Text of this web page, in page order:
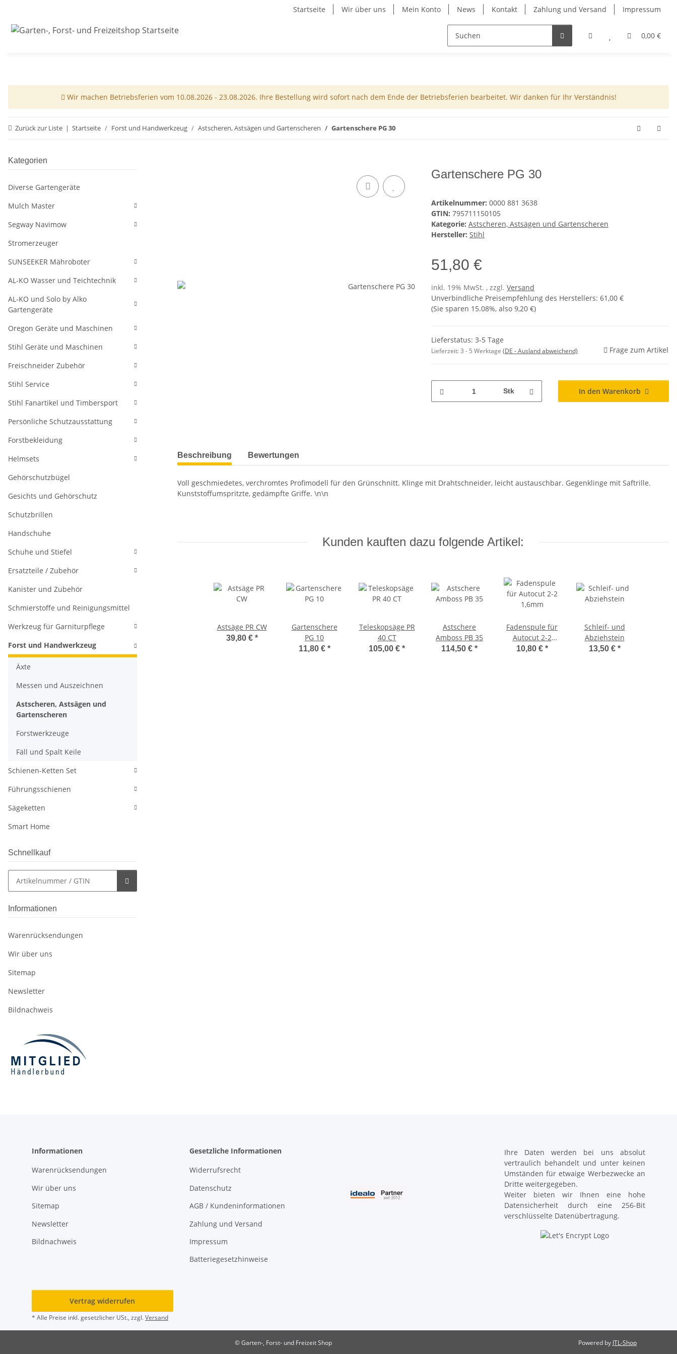
Startseite Wir über uns Mein Konto News Kontakt Zahlung und Versand Impressum
0,00 €
Wir machen Betriebsferien vom 10.08.2026 - 23.08.2026. Ihre Bestellung wird sofort nach dem Ende der Betriebsferien bearbeitet. Wir danken für Ihr Verständnis!
Zurück zur Liste Startseite Forst und Handwerkzeug Astscheren, Astsägen und Gartenscheren Gartenschere PG 30
Gartenschere PG 30
Artikelnummer: 0000 881 3638
GTIN: 795711150105
Kategorie: Astscheren, Astsägen und Gartenscheren
Hersteller: Stihl
51,80 €
inkl. 19% MwSt. , zzgl. Versand
Unverbindliche Preisempfehlung des Herstellers: 61,00 €
(Sie sparen 15.08%, also 9,20 €)
Lieferstatus: 3-5 Tage
Lieferzeit:3 - 5 Werktage (DE - Ausland abweichend) Frage zum Artikel
Stk In den Warenkorb
weitere Registerkarten anzeigen
Beschreibung Bewertungen
Voll geschmiedetes, verchromtes Profimodell für den Grünschnitt. Klinge mit Drahtschneider, leicht austauschbar. Gegenklinge mit Saftrille.
Kunststoffumspritzte, gedämpfte Griffe. \n\n
Kunden kauften dazu folgende Artikel:
Astsäge PR CW
39,80 € *
Gartenschere
PG 10
11,80 € *
Teleskopsäge PR
40 CT
105,00 € *
Astschere
Amboss PB 35
114,50 € *
Fadenspule für
Autocut 2-2
1,6mm
10,80 € *
Schleif- und
Abziehstein
13,50 € *
Kategorien
Diverse Gartengeräte
Mulch Master
Segway Navimow
Stromerzeuger
SUNSEEKER Mähroboter
AL-KO Wasser und Teichtechnik
AL-KO und Solo by Alko
Gartengeräte
Oregon Geräte und Maschinen
Stihl Geräte und Maschinen
Freischneider Zubehör
Stihl Service
Stihl Fanartikel und Timbersport
Persönliche Schutzausstattung
Forstbekleidung
Helmsets
Gehörschutzbügel
Gesichts und Gehörschutz
Schutzbrillen
Handschuhe
Schuhe und Stiefel
Ersatzteile / Zubehör
Kanister und Zubehör
Schmierstoffe und Reinigungsmittel
Werkzeug für Garniturpflege
Forst und Handwerkzeug
Äxte
Messen und Auszeichnen
Astscheren, Astsägen und
Gartenscheren
Forstwerkzeuge
Fäll und Spalt Keile
Schienen-Ketten Set
Führungsschienen
Sägeketten
Smart Home
Schnellkauf
Informationen
Warenrücksendungen
Wir über uns
Sitemap
Newsletter
Bildnachweis
Informationen
Warenrücksendungen
Wir über uns
Sitemap
Newsletter
Bildnachweis
Gesetzliche Informationen
Widerrufsrecht
Datenschutz
AGB / Kundeninformationen
Zahlung und Versand
Impressum
Batteriegesetzhinweise
Ihre Daten werden bei uns absolut
vertraulich behandelt und unter keinen
Umständen für etwaige Werbezwecke an
Dritte weitergegeben.
Weiter bieten wir Ihnen eine hohe
Datensicherheit durch eine 256-Bit
verschlüsselte Datenübertragung.
Vertrag widerrufen
* Alle Preise inkl. gesetzlicher USt., zzgl.Versand
© Garten-, Forst- und Freizeit Shop Powered by JTL-Shop